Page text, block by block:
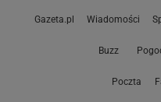
Gazeta.pl Wiadomości
Buzz
Poczta